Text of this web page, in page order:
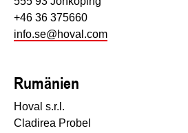
+46 36 375660
info.se@hoval.com
Rumänien
Hoval s.r.l.
Cladirea Probel